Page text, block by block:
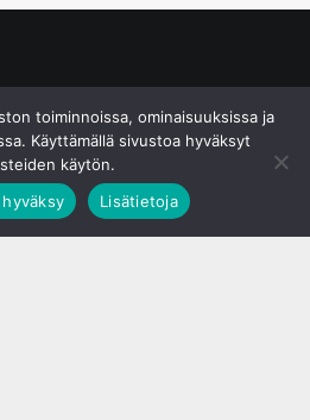
toiminnoissa, ominaisuuksissa ja
Käyttämällä sivustoa hyväksyt
käytön.
hyväksy Lisätietoja